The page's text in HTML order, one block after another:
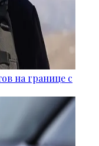
на границе с